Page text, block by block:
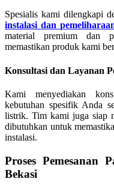
Spesialis kami dilengkapi
instalasi dan
material premium dan
memastikan produk kami
Konsultasi dan Layanan
Kami menyediakan
kebutuhan spesifik Anda
listrik. Tim kami juga siap
dibutuhkan untuk
instalasi.
Proses Pemesanan
Bekasi